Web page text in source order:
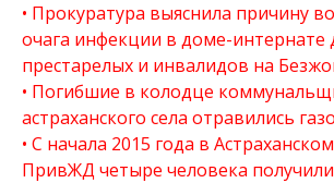
Прокуратура выяснила причину
очага инфекции в доме-интернате
престарелых и инвалидов на
Погибшие в колодце
астраханского села отравились
С начала 2015 года в
ПривЖД четыре человека